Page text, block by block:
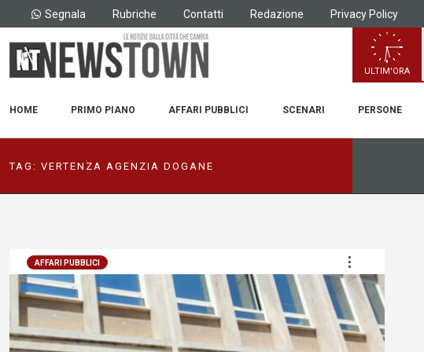
Segnala Rubriche Contatti Redazione Privacy Policy
ULTIM'ORA
HOME PRIMO PIANO AFFARI PUBBLICI SCENARI PERSONE
TAG: VERTENZA AGENZIA DOGANE
AFFARI PUBBLICI